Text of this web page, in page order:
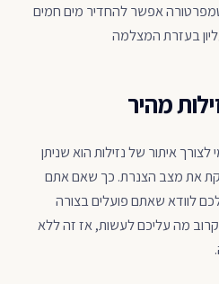
אפשר להחדיר מים חמים
בעזרת המצלמה
מהיר
איתור של נזילות הוא שניתן
את מצב הצנרת. כך שאם אתם
לוודא שאתם פועלים בצורה
מה עליכם לעשות, אז זה ללא